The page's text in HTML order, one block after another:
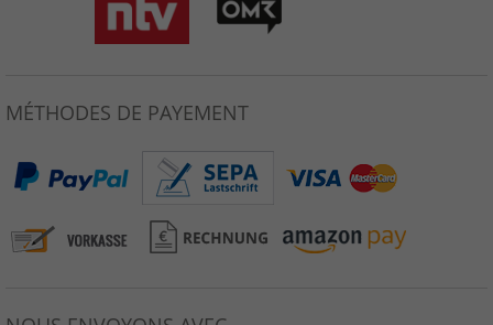
MÉTHODES DE PAYEMENT